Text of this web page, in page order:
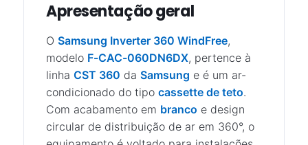
Apresentação geral
O Samsung Inverter 360 WindFree,
modelo F-CAC-060DN6DX, pertence à
linha CST 360 da Samsung e é um ar-
condicionado do tipo cassette de teto.
Com acabamento em branco e design
circular de distribuição de ar em 360°, o